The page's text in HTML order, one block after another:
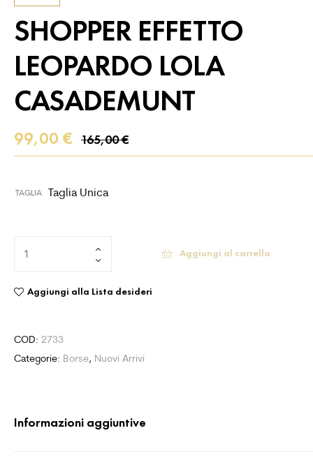
SHOPPER EFFETTO
LEOPARDO LOLA
CASADEMUNT
165,00€
99,00 €
TAGLIA Taglia Unica
Aggiungi al carrello
Aggiungi alla Lista desideri
COD: 2733
Categorie: Borse, Nuovi Arrivi
Informazioni aggiuntive